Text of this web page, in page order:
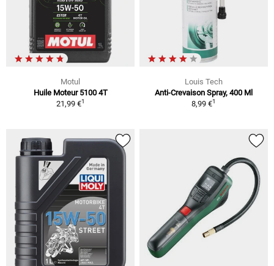
Motul
Huile Moteur 5100 4T
21,99 €1
Louis Tech
Anti-Crevaison Spray, 400 Ml
8,99 €1